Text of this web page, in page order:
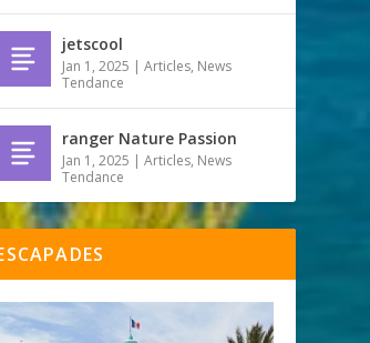
jetscool
Jan 1, 2025 |Articles, News
Tendance
ranger Nature Passion
Jan 1, 2025 |Articles, News
Tendance